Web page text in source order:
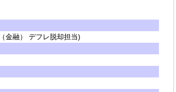
金融） デフレ脱却担当)